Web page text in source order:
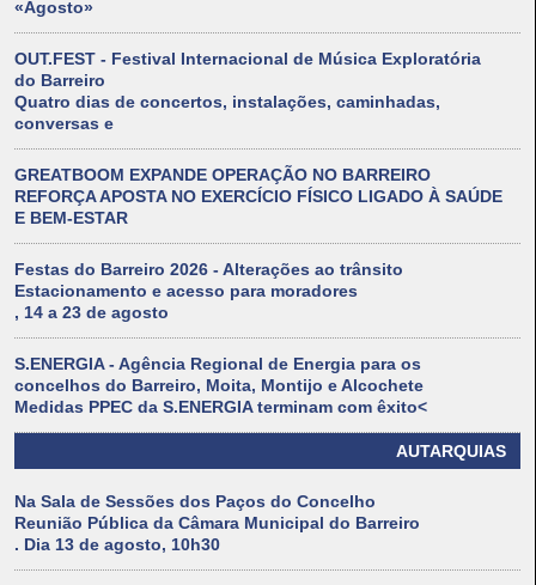
«Agosto»
OUT.FEST - Festival Internacional de Música Exploratória
do Barreiro
Quatro dias de concertos, instalações, caminhadas,
conversas e
GREATBOOM EXPANDE OPERAÇÃO NO BARREIRO
REFORÇA APOSTA NO EXERCÍCIO FÍSICO LIGADO À SAÚDE
E BEM-ESTAR
Festas do Barreiro 2026 - Alterações ao trânsito
Estacionamento e acesso para moradores
, 14 a 23 de agosto
S.ENERGIA - Agência Regional de Energia para os
concelhos do Barreiro, Moita, Montijo e Alcochete
Medidas PPEC da S.ENERGIA terminam com êxito<
AUTARQUIAS
Na Sala de Sessões dos Paços do Concelho
Reunião Pública da Câmara Municipal do Barreiro
. Dia 13 de agosto, 10h30